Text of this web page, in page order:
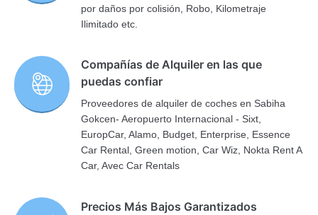
por daños por colisión, Robo, Kilometraje
Ilimitado etc.
Compañías de Alquiler en las que
puedas confiar
Proveedores de alquiler de coches en Sabiha
Gokcen- Aeropuerto Internacional - Sixt,
EuropCar, Alamo, Budget, Enterprise, Essence
Car Rental, Green motion, Car Wiz, Nokta Rent A
Car, Avec Car Rentals
Precios Más Bajos Garantizados